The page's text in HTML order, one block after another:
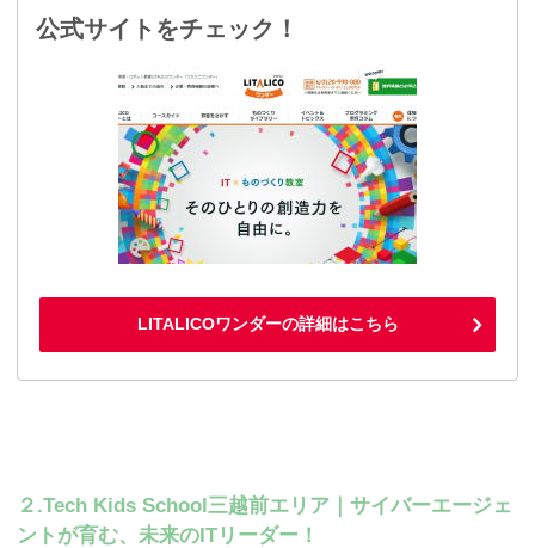
公式サイトをチェック！
LITALICOワンダーの詳細はこちら
２.Tech Kids School三越前エリア｜サイバーエージェ
ントが育む、未来のITリーダー！